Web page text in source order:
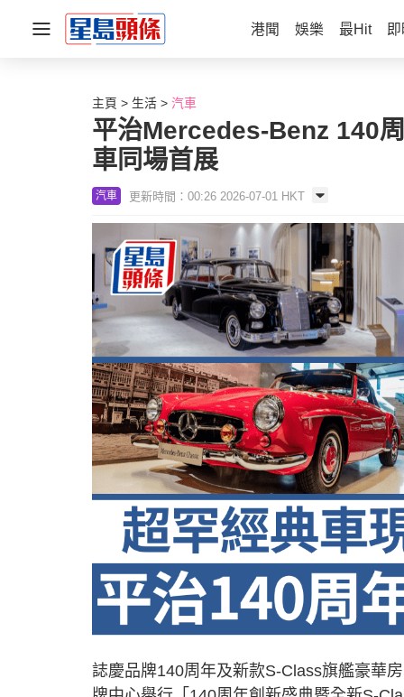
港聞 娛樂 最Hit
主頁 生活 汽車
平治Mercedes-Benz 140
車同場首展
汽車 更新時間：00:26 2026-07-01 HKT
誌慶品牌140周年及新款S-Class旗艦豪華